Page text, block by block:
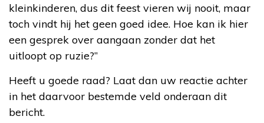
kleinkinderen, dus dit feest vieren wij nooit, maar
toch vindt hij het geen goed idee. Hoe kan ik hier
een gesprek over aangaan zonder dat het
uitloopt op ruzie?”
Heeft u goede raad? Laat dan uw reactie achter
in het daarvoor bestemde veld onderaan dit
bericht.